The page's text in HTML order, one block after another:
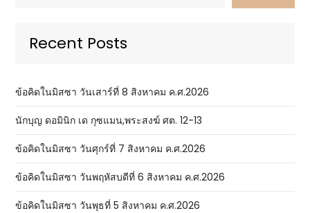
Recent Posts
ข้อคิดในมิสซา วันเสาร์ที่ 8 สิงหาคม ค.ศ.2026
นักบุญ ดอมินิก เด กุซแมน,พระสงฆ์ ศต. 12-13
ข้อคิดในมิสซา วันศุกร์ที่ 7 สิงหาคม ค.ศ.2026
ข้อคิดในมิสซา วันพฤหัสบดีที่ 6 สิงหาคม ค.ศ.2026
ข้อคิดในมิสซา วันพุธที่ 5 สิงหาคม ค.ศ.2026